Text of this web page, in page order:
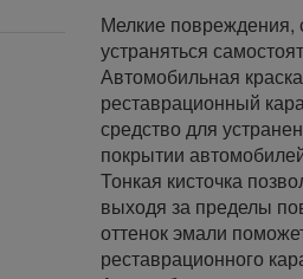
Мелкие повреждения,
устраняться
Автомобильная
реставрационный
средство для
покрытии
Тонкая кисточка
выходя за пределы
оттенок эмали
реставрационного